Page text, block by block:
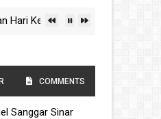
Nasional 2025
COMMENTS
Sanggar Sinar